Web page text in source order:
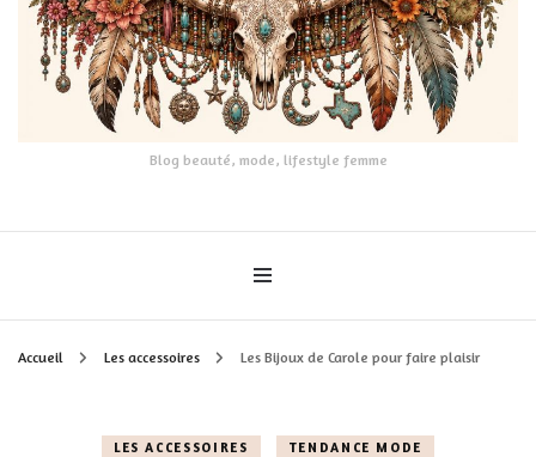
Blog beauté, mode, lifestyle femme
Accueil Les accessoires Les Bijoux de Carole pour faire plaisir
LES ACCESSOIRES TENDANCE MODE